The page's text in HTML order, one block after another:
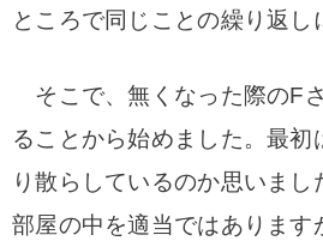
ところで同じことの繰り返し
そこで、無くなった際のF
ることから始めました。最初
り散らしているのか思いまし
部屋の中を適当ではあります